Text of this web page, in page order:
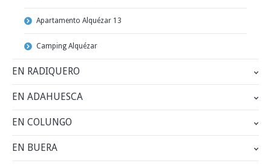
Apartamento Alquézar 13
Camping Alquézar
EN RADIQUERO
EN ADAHUESCA
EN COLUNGO
EN BUERA